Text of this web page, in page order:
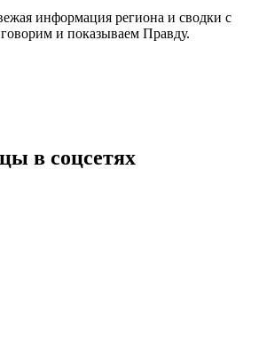
информация региона и сводки с
и показываем Правду.
в соцсетях